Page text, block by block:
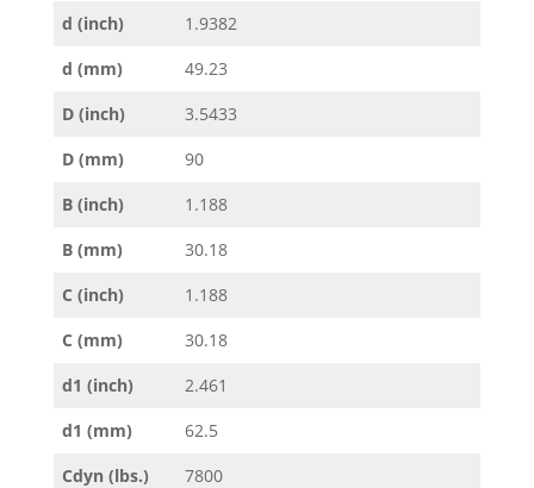
d (inch)
1.9382
d (mm)
49.23
D (inch)
3.5433
D (mm)
90
B (inch)
1.188
B (mm)
30.18
C (inch)
1.188
C (mm)
30.18
d1 (inch)
2.461
d1 (mm)
62.5
Cdyn (lbs.)
7800